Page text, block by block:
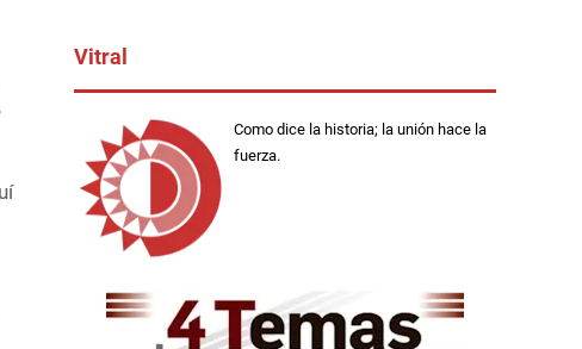
Vitral
Como dice la historia; la unión hace la
fuerza.